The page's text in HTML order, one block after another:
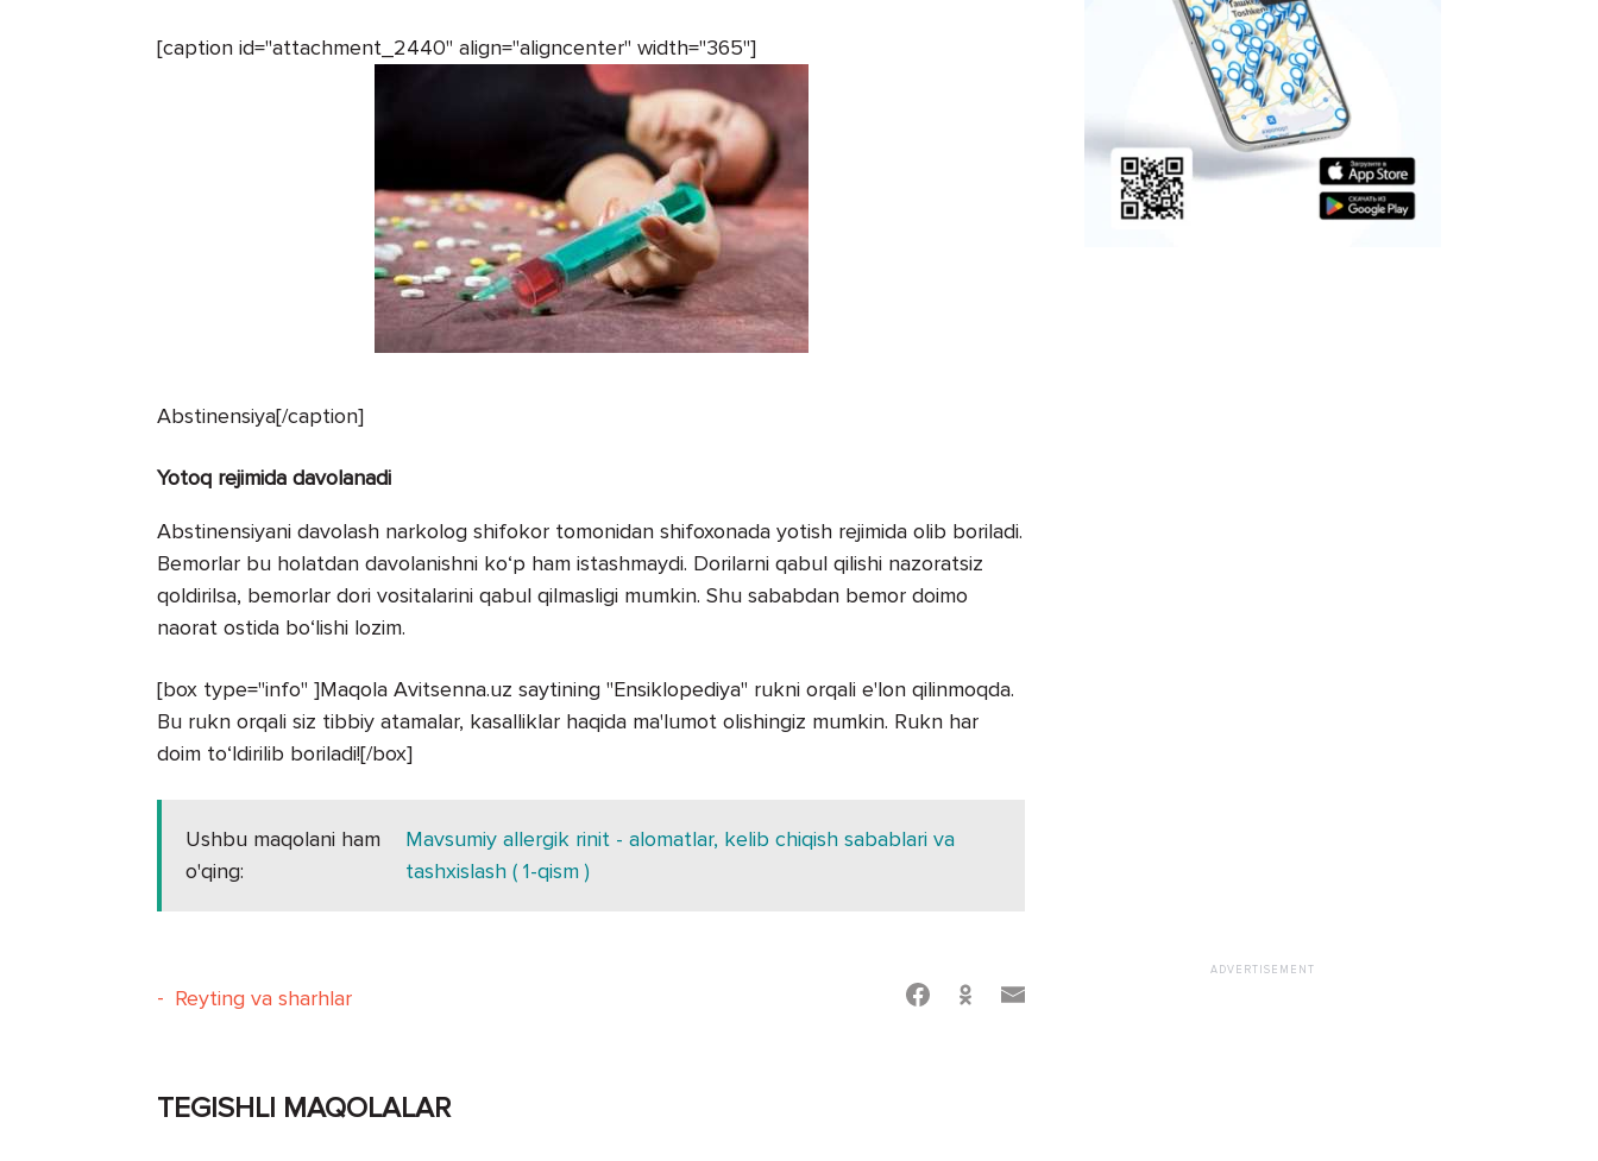
[caption id="attachment_2440" align="aligncenter" width="365"]
Abstinensiya[/caption]
Yotoq rejimida davolanadi
Abstinensiyani davolash narkolog shifokor tomonidan shifoxonada yotish rejimida olib boriladi.
Bemorlar bu holatdan davolanishni ko‘p ham istashmaydi. Dorilarni qabul qilishi nazoratsiz
qoldirilsa, bemorlar dori vositalarini qabul qilmasligi mumkin. Shu sababdan bemor doimo
naorat ostida bo‘lishi lozim.
[box type="info" ]Maqola Avitsenna.uz saytining "Ensiklopediya" rukni orqali e'lon qilinmoqda.
Bu rukn orqali siz tibbiy atamalar, kasalliklar haqida ma'lumot olishingiz mumkin. Rukn har
doim to‘ldirilib boriladi![/box]
Ushbu maqolani ham
o'qing:
Mavsumiy allergik rinit - alomatlar, kelib chiqish sabablari va
tashxislash ( 1-qism )
- Reyting va sharhlar
TEGISHLI MAQOLALAR